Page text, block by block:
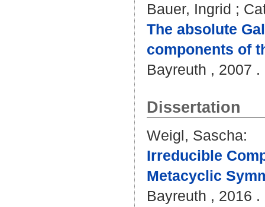
Bauer, Ingrid ;
The absolute
components of
Bayreuth , 2007 .
Dissertation
Weigl, Sascha:
Irreducible
Metacyclic
Bayreuth , 2016